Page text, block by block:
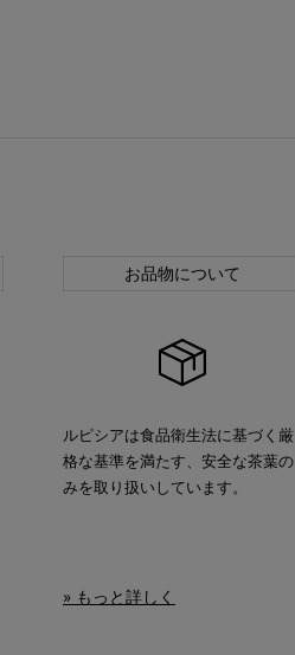
お品物について
ルピシアは食品衛生法に基づく厳
格な基準を満たす、安全な茶葉の
みを取り扱いしています。
» もっと詳しく